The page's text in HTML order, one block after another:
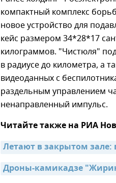
компактный комплекс
новое устройство для
кейс размером 34*28*17
килограммов. "Чистюля"
в радиусе до километра, а
видеоданных с
раздельным управлением
ненаправленный импульс.
Читайте также на РИА
Летают в закрытом зале:
Дроны-камикадзе